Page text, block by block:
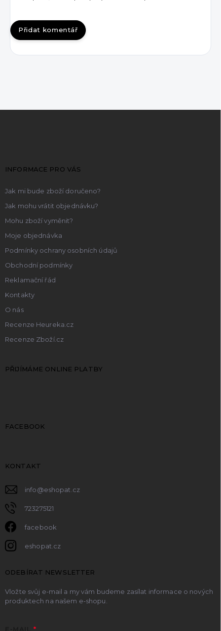
Přidat komentář
INFORMACE PRO VÁS
Jak mi bude zboží doručeno?
Jak mohu vrátit objednávku?
Mohu zboží vyměnit?
Moje objednávka
Podmínky ochrany osobních údajů
Obchodní podmínky
Reklamační řád
Kontakty
O nás
Recenze Heureka.cz
Recenze Zboží.cz
PŘIJÍMÁME ONLINE PLATBY
FACEBOOK
KONTAKT
info@eshopat.cz
723275121
facebook
eshopat.cz
ODEBÍRAT NEWSLETTER
Vložte svůj e-mail a my vám budeme zasílat informace o nových
produktech na našem e-shopu.